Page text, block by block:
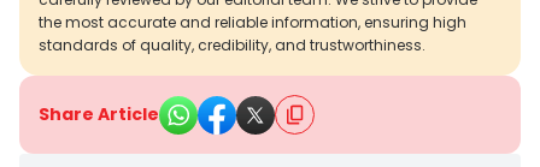
the most accurate and reliable information, ensuring high
standards of quality, credibility, and trustworthiness.
Share Article